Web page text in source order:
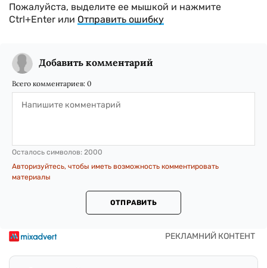
Пожалуйста, выделите ее мышкой и нажмите
Ctrl+Enter или Отправить ошибку
Добавить комментарий
Всего комментариев: 0
Осталось символов: 2000
Авторизуйтесь, чтобы иметь возможность комментировать
материалы
ОТПРАВИТЬ